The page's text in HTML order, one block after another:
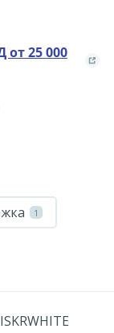
от 25 000
1